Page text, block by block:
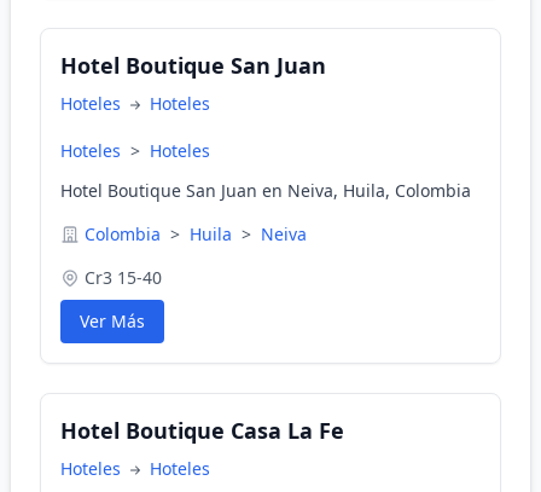
Hotel Boutique San Juan
Hoteles Hoteles
Hoteles > Hoteles
Hotel Boutique San Juan en Neiva, Huila, Colombia
Colombia > Huila > Neiva
Cr3 15-40
Ver Más
Hotel Boutique Casa La Fe
Hoteles Hoteles